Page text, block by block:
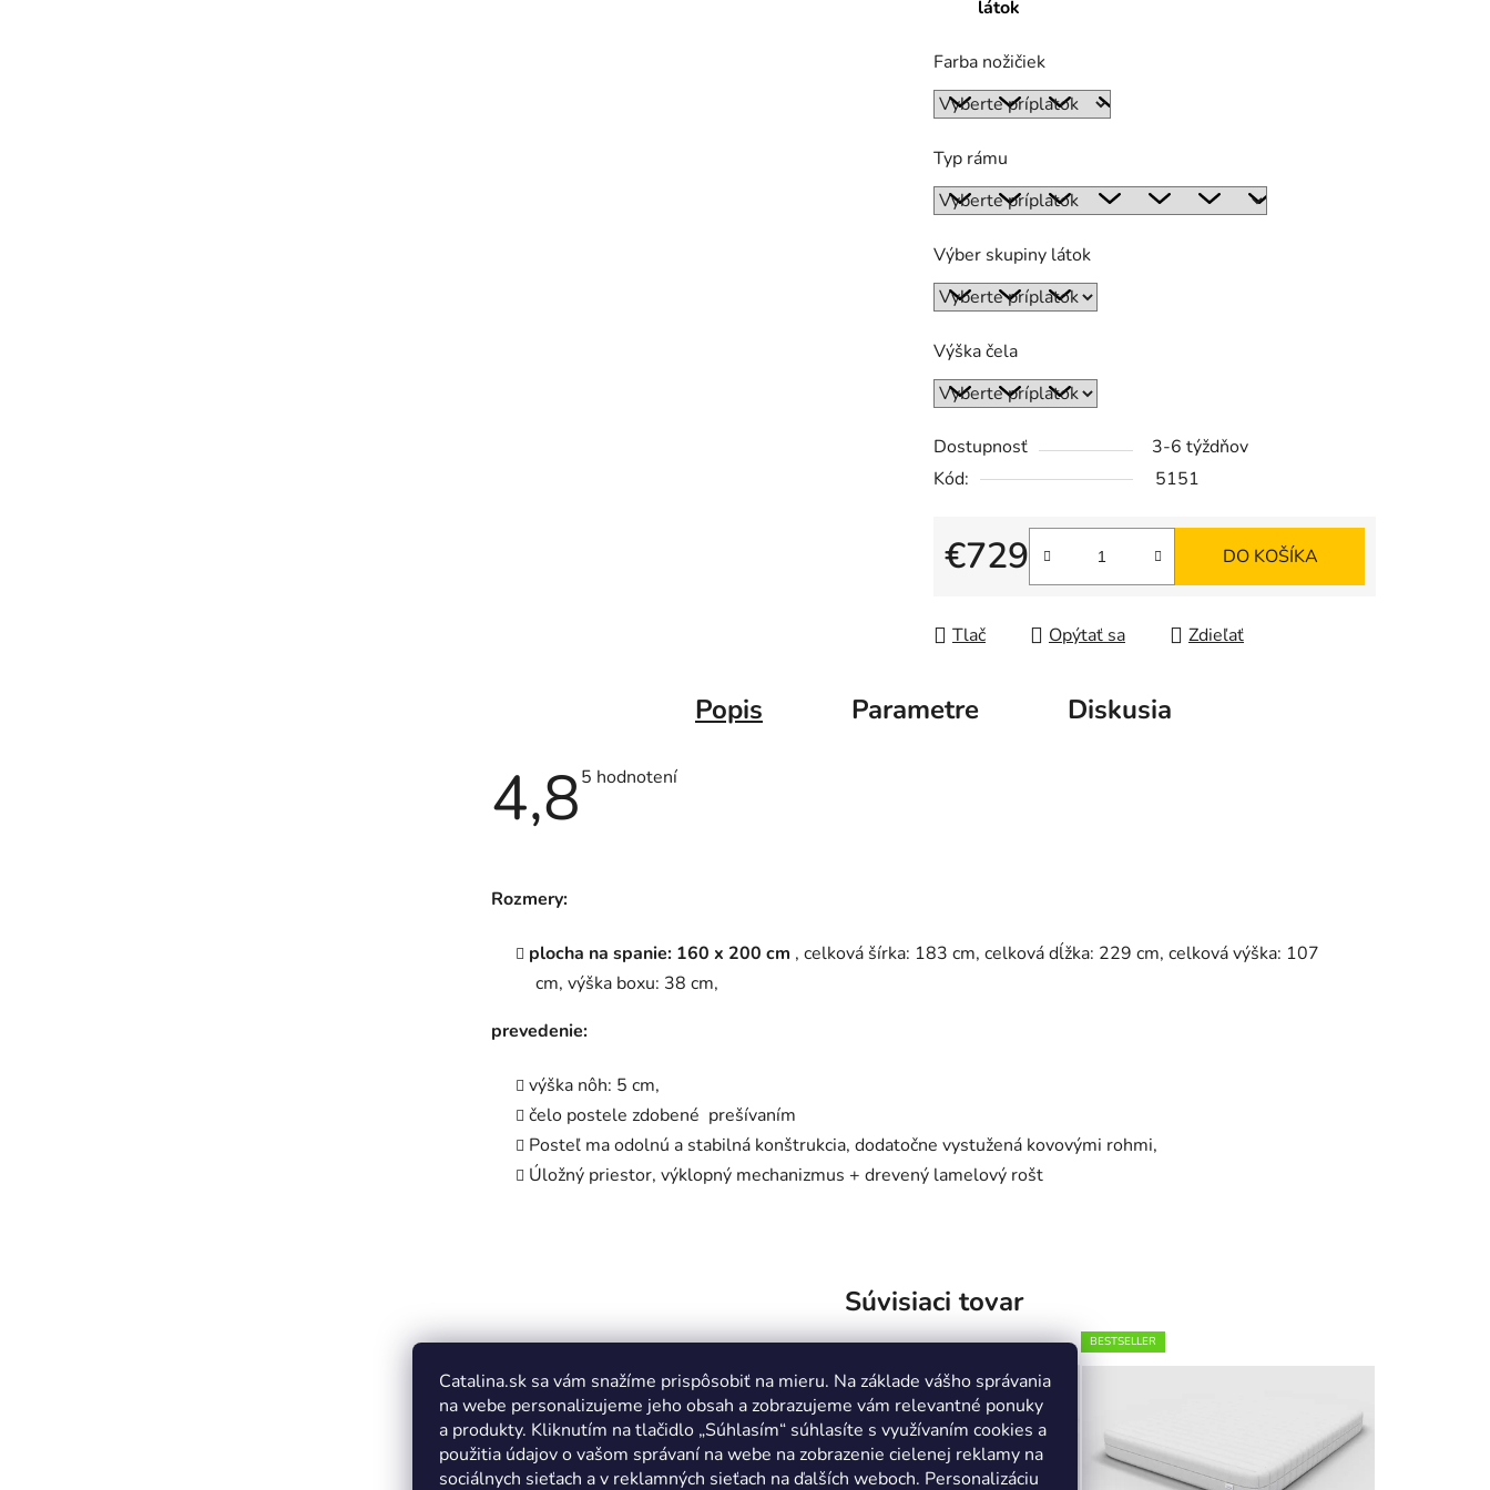
Catalina.sk sa vám snažíme prispôsobiť na mieru. Na základe vášho správania
na webe personalizujeme jeho obsah a zobrazujeme vám relevantné ponuky
a produkty. Kliknutím na tlačidlo „Súhlasím“ súhlasíte s využívaním cookies a
použitia údajov o vašom správaní na webe na zobrazenie cielenej reklamy na
sociálnych sieťach a v reklamných sieťach na ďalších weboch. Personalizáciu
látok
Farba nožičiek
Typ rámu
Výber skupiny látok
Výška čela
Dostupnosť
3-6 týždňov
Kód:
5151
€729
Jednotková cena:
DO KOŠÍKA
Tlač Opýtať sa Zdieľať
Popis Parametre Diskusia
4,8Priemerné
5 hodnotení
Rozmery:
plocha na spanie: 160 x 200 cm , celková šírka: 183 cm, celková dĺžka: 229 cm, celková výška: 107
cm, výška boxu: 38 cm,
prevedenie:
výška nôh: 5 cm,
čelo postele zdobené prešívaním
Posteľ ma odolnú a stabilná konštrukcia, dodatočne vystužená kovovými rohmi,
Úložný priestor, výklopný mechanizmus + drevený lamelový rošt
Súvisiaci tovar
BESTSELLER